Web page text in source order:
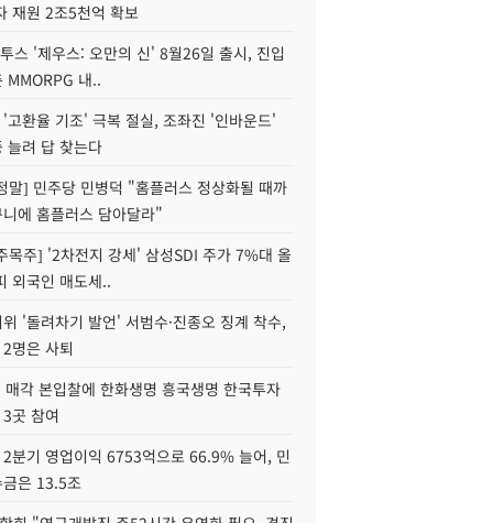
재원 2조5천억 확보
스 '제우스: 오만의 신' 8월26일 출시, 진입
MMORPG 내..
고환율 기조' 극복 절실, 조좌진 '인바운드'
늘려 답 찾는다
말] 민주당 민병덕 "홈플러스 정상화될 때까
에 홈플러스 담아달라"
목주] '2차전지 강세' 삼성SDI 주가 7%대 올
외국인 매도세..
'돌려차기 발언' 서범수·진종오 징계 착수,
명은 사퇴
매각 본입찰에 한화생명 흥국생명 한국투자
곳 참여
2분기 영업이익 6753억으로 66.9% 늘어, 민
은 13.5조